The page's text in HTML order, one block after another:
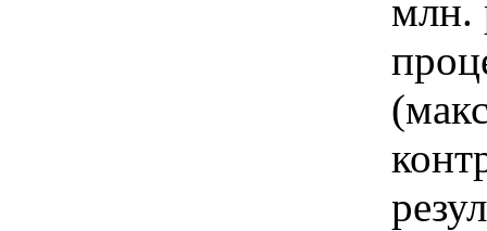
млн.